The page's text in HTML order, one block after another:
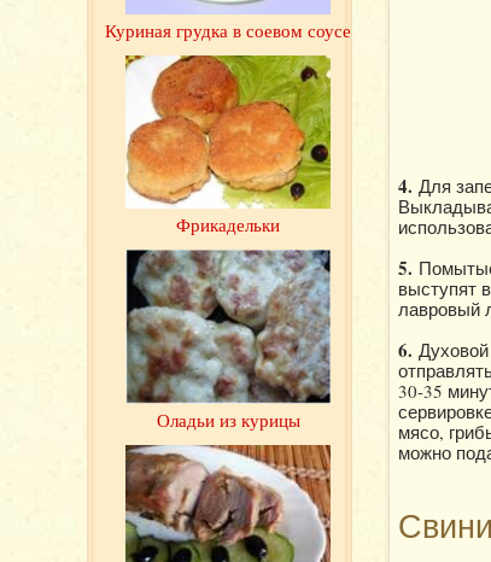
4. Для
5.
выступят
лавровый
6.
30-35
мясо,
можно
Куриная грудка в соевом соусе
Фрикадельки
Оладьи из курицы